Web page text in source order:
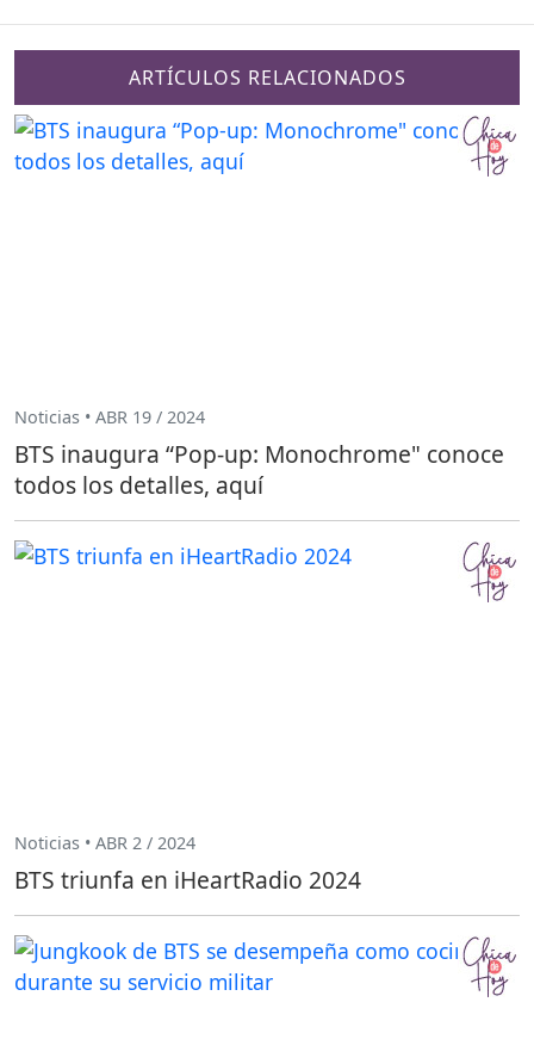
ARTÍCULOS RELACIONADOS
Noticias • ABR 19 / 2024
BTS inaugura “Pop-up: Monochrome" conoce
todos los detalles, aquí
Noticias • ABR 2 / 2024
BTS triunfa en iHeartRadio 2024